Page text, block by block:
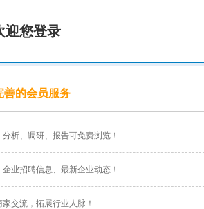
迎您登录
善的会员服务
析、调研、报告可免费浏览！
业招聘信息、最新企业动态！
交流，拓展行业人脉！